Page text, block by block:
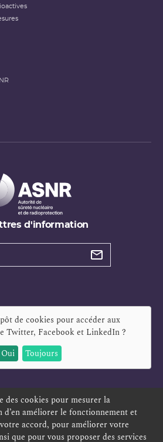
d'information
de cookies pour accéder aux
Twitter, Facebook et LinkedIn?
Oui
Toujours
OFFRES D'EMPLOI SIGNALEMENT
PLAN DU SITE
des cookies pour mesurer la
améliorer le fonctionnement et
accord, pour améliorer votre
que pour vous proposer des services